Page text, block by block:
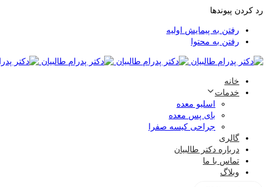
رد کردن پیوندها
رفتن به پیمایش اولیه
رفتن به محتوا
خانه
خدمات
اسلیو معده
بای پس معده
جراحی کیسه صفرا
گالری
درباره دکتر طالبیان
تماس با ما
وبلاگ